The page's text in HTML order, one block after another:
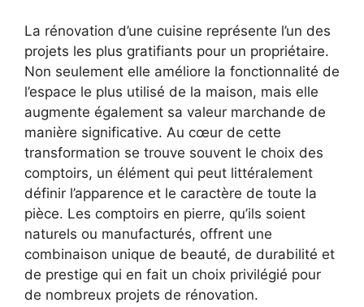
La rénovation d’une cuisine représente l’un des
projets les plus gratifiants pour un propriétaire.
Non seulement elle améliore la fonctionnalité de
l’espace le plus utilisé de la maison, mais elle
augmente également sa valeur marchande de
manière significative. Au cœur de cette
transformation se trouve souvent le choix des
comptoirs, un élément qui peut littéralement
définir l’apparence et le caractère de toute la
pièce. Les comptoirs en pierre, qu’ils soient
naturels ou manufacturés, offrent une
combinaison unique de beauté, de durabilité et
de prestige qui en fait un choix privilégié pour
de nombreux projets de rénovation.